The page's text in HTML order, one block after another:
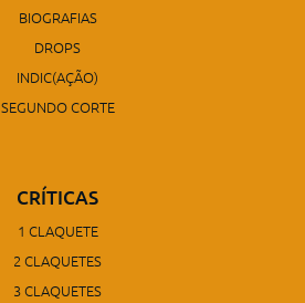
BIOGRAFIAS
DROPS
INDIC(AÇÃO)
SEGUNDO CORTE
CRÍTICAS
1 CLAQUETE
2 CLAQUETES
3 CLAQUETES